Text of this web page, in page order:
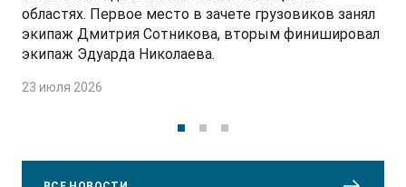
областях. Первое место в зачете грузовиков занял
экипаж Дмитрия Сотникова, вторым финишировал
экипаж Эдуарда Николаева.
23 июля 2026